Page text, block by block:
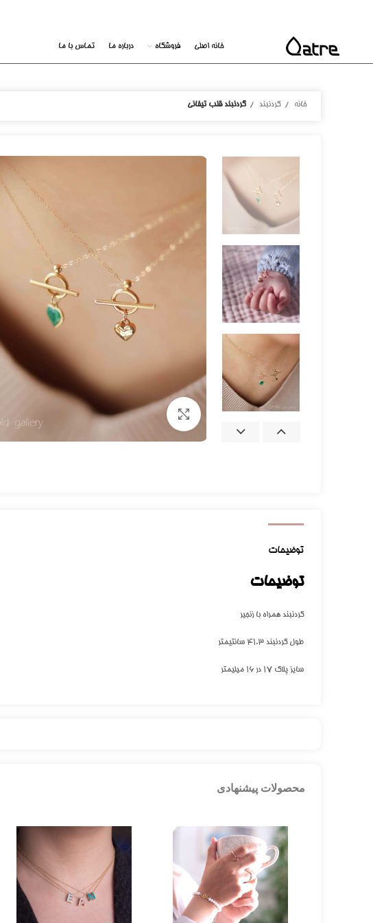
خانه اصلی فروشگاه درباره ما تماس با ما
خانه گردنبند گردنبند قلب تیفانی
برای بزرگنمایی کلیک کنید
توضیحات
توضیحات
گردنبند همراه با زنجیر
طول گردنبند ۴۱.۳ سانتیمتر
سایز پلاک ۱۷ در ۱۶ میلیمتر
محصولات پیشنهادی